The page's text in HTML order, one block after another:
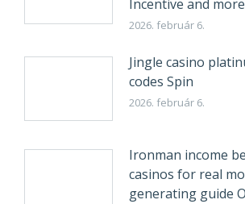
Incentive and more
2026. február 6.
Jingle casino
codes Spin
2026. február 6.
Ironman income
casinos for real
generating guide